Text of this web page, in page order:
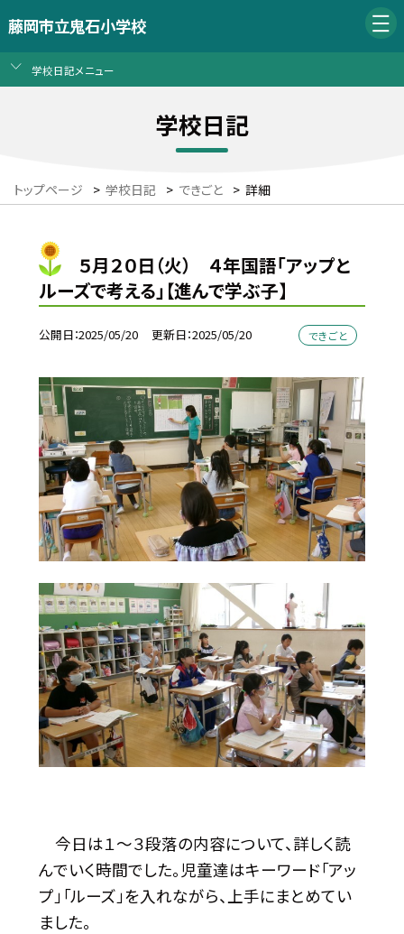
藤岡市立鬼石小学校
学校日記メニュー
学校日記
トップページ > 学校日記 > できごと > 詳細
５月２０日（火） ４年国語「アップと
ルーズで考える」【進んで学ぶ子】
公開日 2025/05/20 更新日 2025/05/20 できごと
今日は１～３段落の内容について、詳しく読
んでいく時間でした。児童達はキーワード「アッ
プ」「ルーズ」を入れながら、上手にまとめてい
ました。